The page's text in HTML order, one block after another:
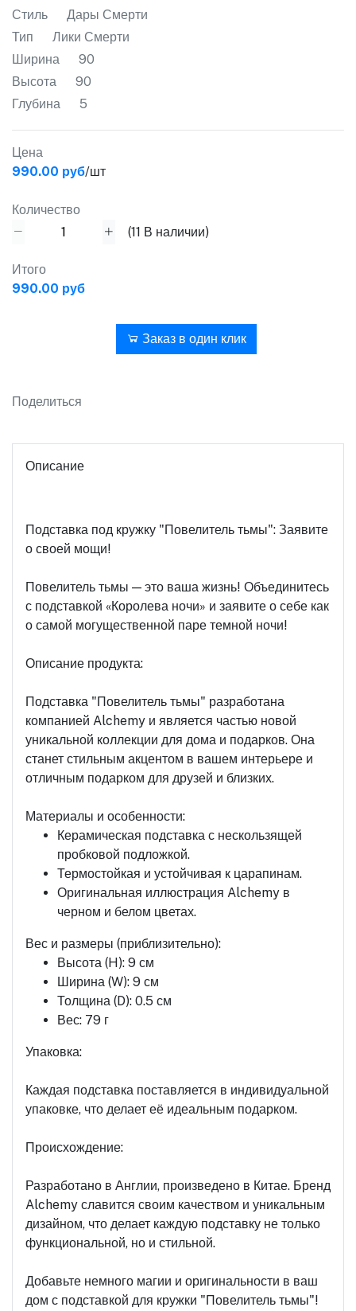
Стиль
Дары Смерти
Тип
Лики Смерти
Ширина
90
Высота
90
Глубина
5
Цена
990.00 руб/шт
Количество
(11 В наличии)
Итого
990.00 руб
Заказ в один клик
Поделиться
Описание
Подставка под кружку "Повелитель тьмы": Заявите
о своей мощи!
Повелитель тьмы — это ваша жизнь! Объединитесь
с подставкой «Королева ночи» и заявите о себе как
о самой могущественной паре темной ночи!
Описание продукта:
Подставка "Повелитель тьмы" разработана
компанией Alchemy и является частью новой
уникальной коллекции для дома и подарков. Она
станет стильным акцентом в вашем интерьере и
отличным подарком для друзей и близких.
Материалы и особенности:
Керамическая подставка с нескользящей
пробковой подложкой.
Термостойкая и устойчивая к царапинам.
Оригинальная иллюстрация Alchemy в
черном и белом цветах.
Вес и размеры (приблизительно):
Высота (H): 9 см
Ширина (W): 9 см
Толщина (D): 0.5 см
Вес: 79 г
Упаковка:
Каждая подставка поставляется в индивидуальной
упаковке, что делает её идеальным подарком.
Происхождение:
Разработано в Англии, произведено в Китае. Бренд
Alchemy славится своим качеством и уникальным
дизайном, что делает каждую подставку не только
функциональной, но и стильной.
Добавьте немного магии и оригинальности в ваш
дом с подставкой для кружки "Повелитель тьмы"!